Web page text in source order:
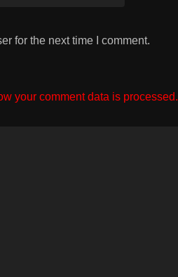
for the next time I comment.
your comment data is processed.